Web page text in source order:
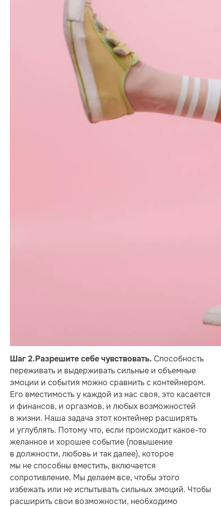
Шаг 2.Разрешите себе чувствовать. Способность
переживать и выдерживать сильные и объемные
эмоции и события можно сравнить с контейнером.
Его вместимость у каждой из нас своя, это касается
и финансов, и оргазмов, и любых возможностей
в жизни. Наша задача этот контейнер расширять
и углублять. Потому что, если происходит какое-то
желанное и хорошее событие (повышение
в должности, любовь и так далее), которое
мы не способны вместить, включается
сопротивление. Мы делаем все, чтобы этого
избежать или не испытывать сильных эмоций. Чтобы
расширить свои возможности, необходимо